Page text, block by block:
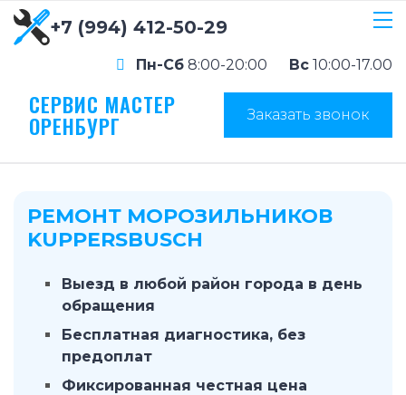
+7 (994) 412-50-29
Пн-Сб 8:00-20:00 Вс 10:00-17.00
СЕРВИС МАСТЕР
ОРЕНБУРГ Заказать звонок
РЕМОНТ МОРОЗИЛЬНИКОВ
KUPPERSBUSCH
Выезд в любой район города в день
обращения
Бесплатная диагностика, без
предоплат
Фиксированная честная цена